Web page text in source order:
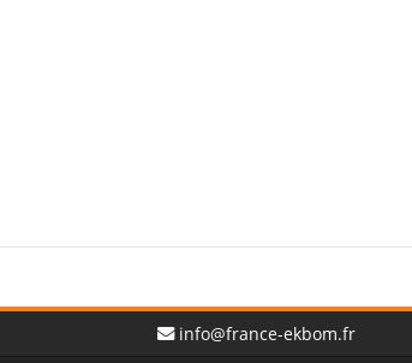
info@france-ekbom.fr